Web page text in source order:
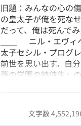
旧題：みんなの心の
の皇太子が俺を死な
だって、俺は死んで
＿＿ ニル・エヴィ
太子セシル・プログ
前世を思い出す。自
薇の学園の特待生』
と。だがしかし、転
って死ぬ運命をたど
い出したのが、自分
か、セシルも自分
文字数